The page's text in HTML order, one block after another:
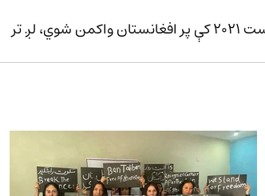
د راپورونو له مخې، له هغه وخت راهيسې چې طالبان په اګست ۲۰۲۱ کې پر افغانستان واکمن شوي، لږ تر